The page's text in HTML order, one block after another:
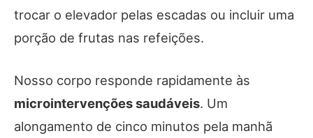
trocar o elevador pelas escadas ou incluir uma
porção de frutas nas refeições.
Nosso corpo responde rapidamente às
microintervenções saudáveis. Um
alongamento de cinco minutos pela manhã